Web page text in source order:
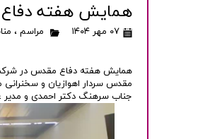
همایش هفته
۰۷ مهر ۱۴۰۴ مراسم ،
همایش هفته دفاع مقدس در شرکت
جناب سرهنگ دکتر احمدی و مدیر